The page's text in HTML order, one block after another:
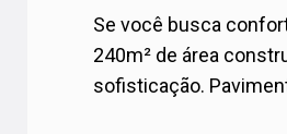
Se você busca
240m² de área
sofisticação.